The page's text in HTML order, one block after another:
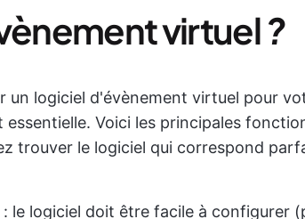
virtuel?
un logiciel d'évènement virtuel pour
Voici les principales
trouver le logiciel qui correspond
: le logiciel doit être facile à configurer